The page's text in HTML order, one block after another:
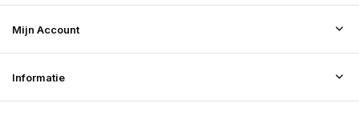
Mijn Account
Informatie